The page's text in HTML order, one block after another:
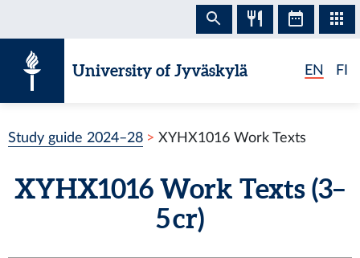
University of Jyväskylä EN FI
Study guide 2024–28 XYHX1016 Work Texts
XYHX1016 Work Texts (3–
5 cr)